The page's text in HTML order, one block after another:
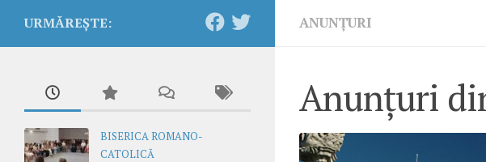
ANUNŢURI
Anunțuri
URMĂREȘTE:
BISERICA ROMANO-
CATOLICĂ